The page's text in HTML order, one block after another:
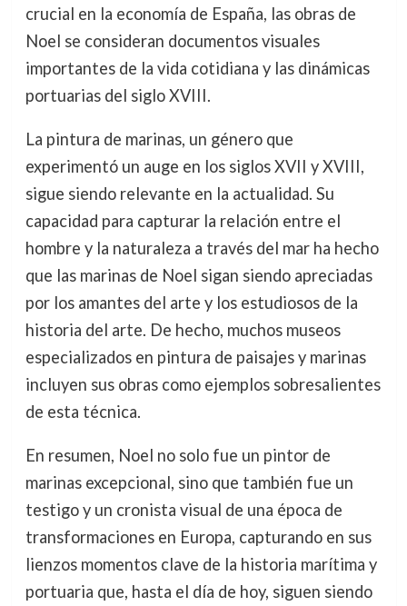
crucial en la economía de España, las obras de
Noel se consideran documentos visuales
importantes de la vida cotidiana y las dinámicas
portuarias del siglo XVIII.
La pintura de marinas, un género que
experimentó un auge en los siglos XVII y XVIII,
sigue siendo relevante en la actualidad. Su
capacidad para capturar la relación entre el
hombre y la naturaleza a través del mar ha hecho
que las marinas de Noel sigan siendo apreciadas
por los amantes del arte y los estudiosos de la
historia del arte. De hecho, muchos museos
especializados en pintura de paisajes y marinas
incluyen sus obras como ejemplos sobresalientes
de esta técnica.
En resumen, Noel no solo fue un pintor de
marinas excepcional, sino que también fue un
testigo y un cronista visual de una época de
transformaciones en Europa, capturando en sus
lienzos momentos clave de la historia marítima y
portuaria que, hasta el día de hoy, siguen siendo